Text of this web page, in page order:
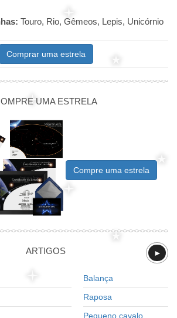
Touro, Rio, Gêmeos, Lepis, Unicórnio
Comprar uma estrela
UMA ESTRELA
Compre uma estrela
ARTIGOS ►
Balança
Raposa
Pequeno cavalo